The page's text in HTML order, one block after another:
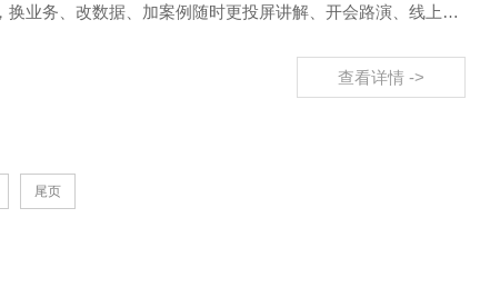
业务、改数据、加案例随时更投屏讲解、开会路演、线上发
查看详情 ->
尾页